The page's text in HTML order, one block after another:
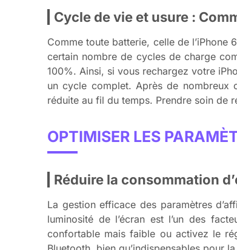
Cycle de vie et usure :
Comme toute batterie, celle de l’iPhone
certain nombre de cycles de charge
100%. Ainsi, si vous rechargez votre
un cycle complet. Après de nombreux
réduite au fil du temps. Prendre soin de
OPTIMISER LES
Réduire la consommation
La gestion efficace des paramètres
luminosité de l’écran est l’un des
confortable mais faible ou activez le